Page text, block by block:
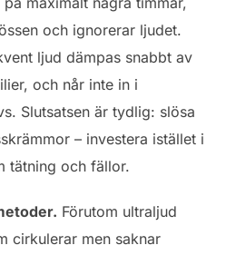
och ignorerar ljudet.
ljud dämpas snabbt av
och når inte in i
Slutsatsen är tydlig: slösa
– investera istället i
tätning och fällor.
Förutom ultraljud
cirkulerar men saknar